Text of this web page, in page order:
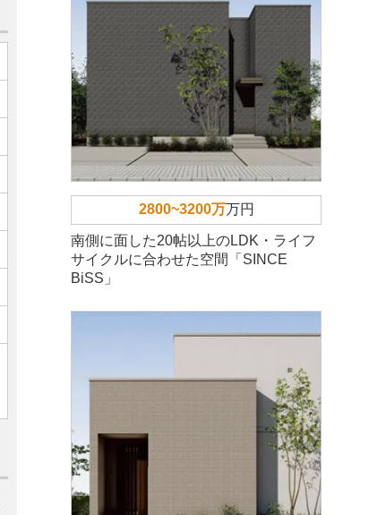
2800~3200万万円
南側に面した20帖以上のLDK・ライフ
サイクルに合わせた空間「SINCE
BiSS」